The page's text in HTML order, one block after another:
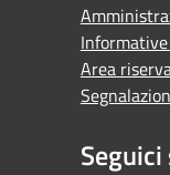
Area
Seguici